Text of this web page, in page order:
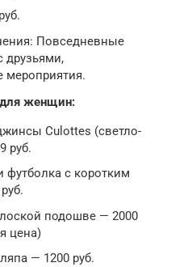
Повседневные
друзьями,
женщин:
Culottes (светло-
руб.
футболка с коротким
подошве — 2000
цена)
— 1200 руб.